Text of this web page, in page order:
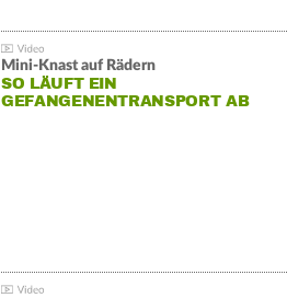
Mini-Knast auf Rädern
SO LÄUFT EIN
GEFANGENENTRANSPORT AB